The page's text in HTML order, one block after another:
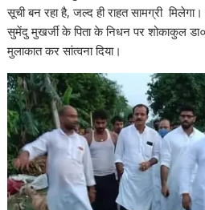
सूची बन रहा है, जल्द ही राहत सामग्री
सुमेंदु मुखर्जी के पिता के निधन पर शोकाकुल
मुलाकात कर सांत्वना दिया।